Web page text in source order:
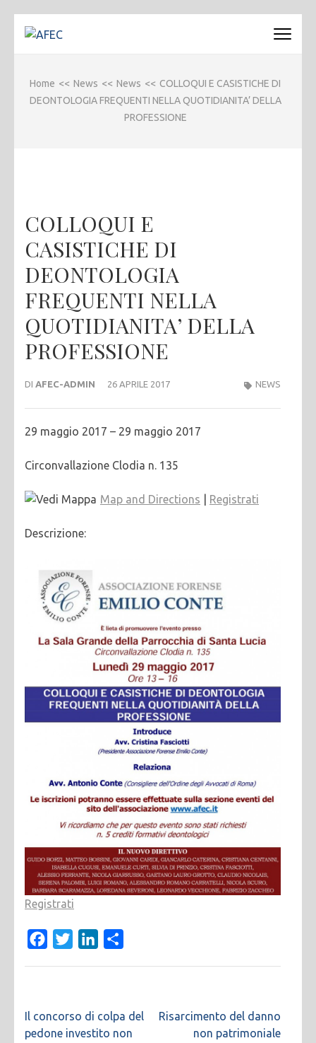
invio)
Home << News << News << COLLOQUI E CASISTICHE DI
DEONTOLOGIA FREQUENTI NELLA QUOTIDIANITA’ DELLA
PROFESSIONE
COLLOQUI E
CASISTICHE DI
DEONTOLOGIA
FREQUENTI NELLA
QUOTIDIANITA’ DELLA
PROFESSIONE
DI AFEC-ADMIN 26 APRILE 2017 NEWS
29 maggio 2017 – 29 maggio 2017
Circonvallazione Clodia n. 135
Map and Directions Registrati
Descrizione:
Registrati
FacebookTwitterLinkedIn
Navigazione
articoli
Il concorso di colpa del
pedone investito non
Risarcimento del danno
non patrimoniale